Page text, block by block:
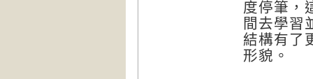
度停筆，
間去學習
結構有了
形貌。